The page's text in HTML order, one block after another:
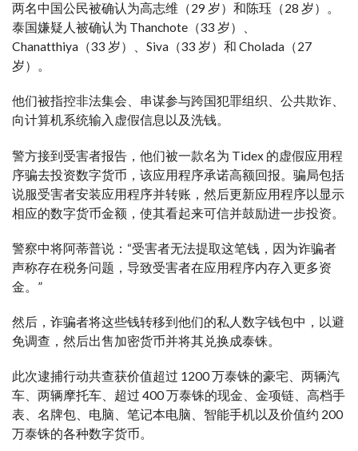
两名中国公民被确认为高志维（29 岁）和陈珏（28 岁）。
泰国嫌疑人被确认为 Thanchote（33 岁）、
Chanatthiya（33 岁）、Siva（33 岁）和 Cholada（27
岁）。
他们被指控非法集会、串谋参与跨国犯罪组织、公共欺诈、
向计算机系统输入虚假信息以及洗钱。
警方接到受害者报告，他们被一款名为 Tidex 的虚假应用程
序骗去投资数字货币，该应用程序承诺高额回报。骗局包括
说服受害者安装应用程序并转账，然后更新应用程序以显示
相应的数字货币金额，使其看起来可信并鼓励进一步投资。
警察中将阿蒂普说：“受害者无法提取这笔钱，因为诈骗者
声称存在税务问题，导致受害者在应用程序内存入更多资
金。”
然后，诈骗者将这些钱转移到他们的私人数字钱包中，以避
免调查，然后出售加密货币并将其兑换成泰铢。
此次逮捕行动共查获价值超过 1200 万泰铢的豪宅、两辆汽
车、两辆摩托车、超过 400 万泰铢的现金、金项链、高档手
表、名牌包、电脑、笔记本电脑、智能手机以及价值约 200
万泰铢的各种数字货币。